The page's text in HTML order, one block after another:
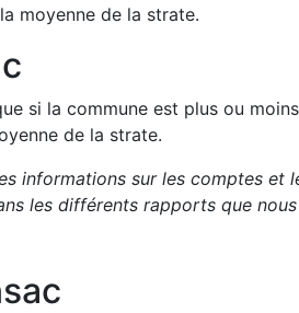
moyenne de la strate.
si la commune est plus ou
de la strate.
informations sur les comptes et
les différents rapports que